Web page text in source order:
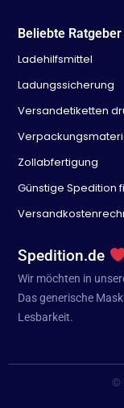
Beliebte Ratgeber
Ladehilfsmittel
Ladungssicherung
Versandetiketten
Zollabfertigung
Günstige Spedition
Spedition.de
Wir möchten in
Das generische
Lesbarkeit.
©